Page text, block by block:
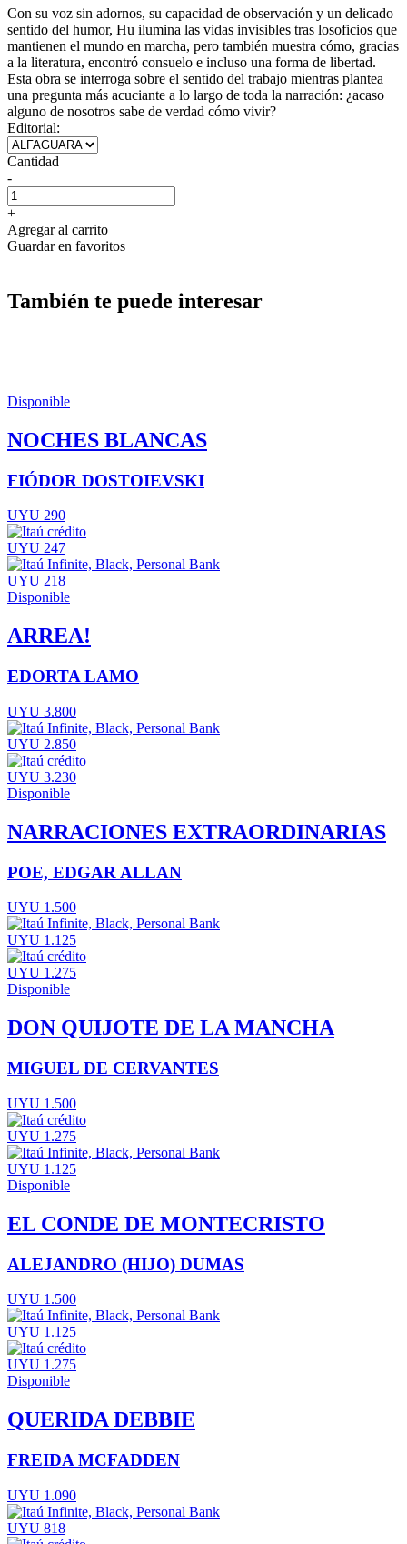
Con su voz sin adornos, su capacidad de observación y un delicado
sentido del humor, Hu ilumina las vidas invisibles tras losoficios que
mantienen el mundo en marcha, pero también muestra cómo, gracias
a la literatura, encontró consuelo e incluso una forma de libertad.
Esta obra se interroga sobre el sentido del trabajo mientras plantea
una pregunta más acuciante a lo largo de toda la narración: ¿acaso
alguno de nosotros sabe de verdad cómo vivir?
Editorial:
Cantidad
-
+
Agregar al carrito
Guardar en favoritos
También te puede interesar
Disponible
NOCHES BLANCAS
FIÓDOR DOSTOIEVSKI
UYU 290
UYU 247
UYU 218
Disponible
ARREA!
EDORTA LAMO
UYU 3.800
UYU 2.850
UYU 3.230
Disponible
NARRACIONES EXTRAORDINARIAS
POE, EDGAR ALLAN
UYU 1.500
UYU 1.125
UYU 1.275
Disponible
DON QUIJOTE DE LA MANCHA
MIGUEL DE CERVANTES
UYU 1.500
UYU 1.275
UYU 1.125
Disponible
EL CONDE DE MONTECRISTO
ALEJANDRO (HIJO) DUMAS
UYU 1.500
UYU 1.125
UYU 1.275
Disponible
QUERIDA DEBBIE
FREIDA MCFADDEN
UYU 1.090
UYU 818